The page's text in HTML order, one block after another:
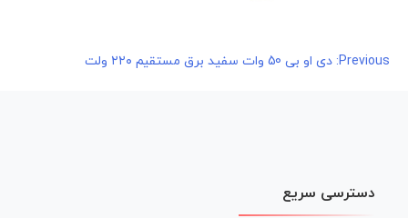
راهبری
Previous: دی او بی 50 وات سفید برق مستقیم ۲۲۰ ولت
دسترسی سریع